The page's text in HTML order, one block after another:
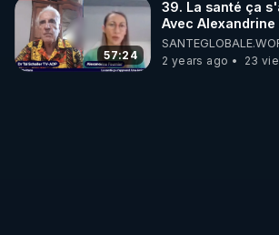
57:24
39. La santé ça
Avec Alexandrine
Tal Schaller
2 years ago
23